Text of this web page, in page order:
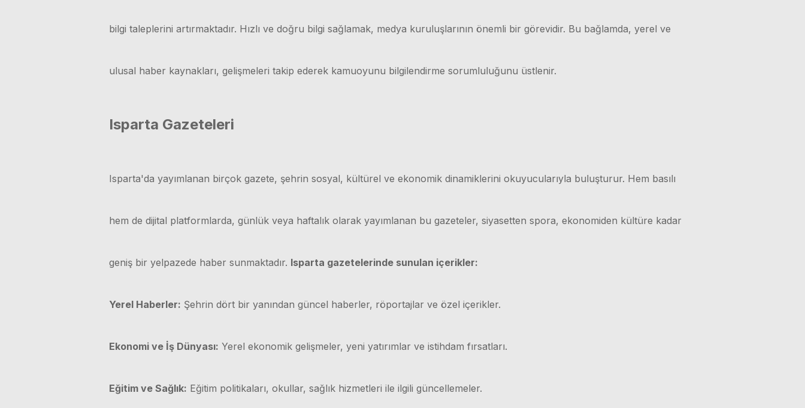
bilgi taleplerini artırmaktadır. Hızlı ve doğru bilgi sağlamak, medya kuruluşlarının önemli bir görevidir. Bu bağlamda, yerel ve
ulusal haber kaynakları, gelişmeleri takip ederek kamuoyunu bilgilendirme sorumluluğunu üstlenir.
Isparta Gazeteleri
Isparta'da yayımlanan birçok gazete, şehrin sosyal, kültürel ve ekonomik dinamiklerini okuyucularıyla buluşturur. Hem basılı
hem de dijital platformlarda, günlük veya haftalık olarak yayımlanan bu gazeteler, siyasetten spora, ekonomiden kültüre kadar
geniş bir yelpazede haber sunmaktadır. Isparta gazetelerinde sunulan içerikler:
Yerel Haberler: Şehrin dört bir yanından güncel haberler, röportajlar ve özel içerikler.
Ekonomi ve İş Dünyası: Yerel ekonomik gelişmeler, yeni yatırımlar ve istihdam fırsatları.
Eğitim ve Sağlık: Eğitim politikaları, okullar, sağlık hizmetleri ile ilgili güncellemeler.